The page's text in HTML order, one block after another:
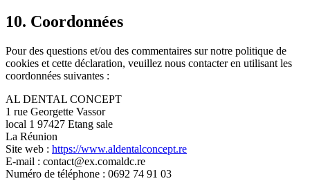
10. Coordonnées
Pour des questions et/ou des commentaires sur notre politique de
cookies et cette déclaration, veuillez nous contacter en utilisant les
coordonnées suivantes :
AL DENTAL CONCEPT
1 rue Georgette Vassor
local 1 97427 Etang sale
La Réunion
Site web : https://www.aldentalconcept.re
E-mail : contact@ex.comaldc.re
Numéro de téléphone : 0692 74 91 03